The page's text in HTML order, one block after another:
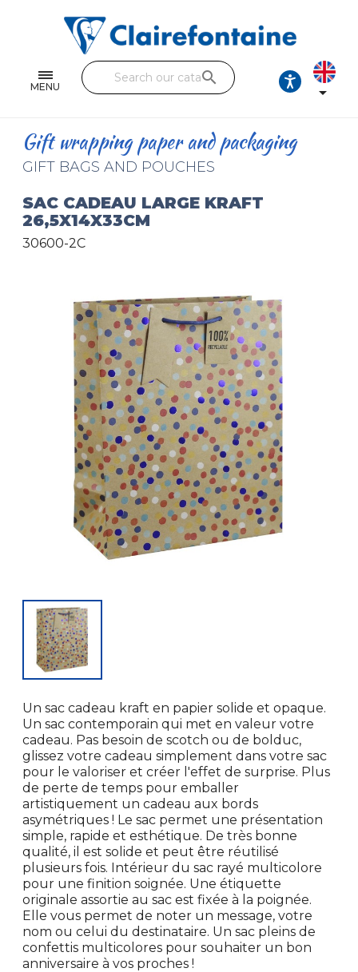
MENU
Single and double sheets
Fine arts
Handicraft
Pencil cases & Leather goods
All the collections
search

Gift wrapping paper and packaging
GIFT BAGS AND POUCHES
SAC CADEAU LARGE KRAFT
26,5X14X33CM
30600-2C
Un sac cadeau kraft en papier solide et opaque.
Un sac contemporain qui met en valeur votre
cadeau. Pas besoin de scotch ou de bolduc,
glissez votre cadeau simplement dans votre sac
pour le valoriser et créer l'effet de surprise. Plus
de perte de temps pour emballer
artistiquement un cadeau aux bords
asymétriques ! Le sac permet une présentation
simple, rapide et esthétique. De très bonne
qualité, il est solide et peut être réutilisé
plusieurs fois. Intérieur du sac rayé multicolore
pour une finition soignée. Une étiquette
originale assortie au sac est fixée à la poignée.
Elle vous permet de noter un message, votre
nom ou celui du destinataire. Un sac pleins de
confettis multicolores pour souhaiter un bon
anniversaire à vos proches !